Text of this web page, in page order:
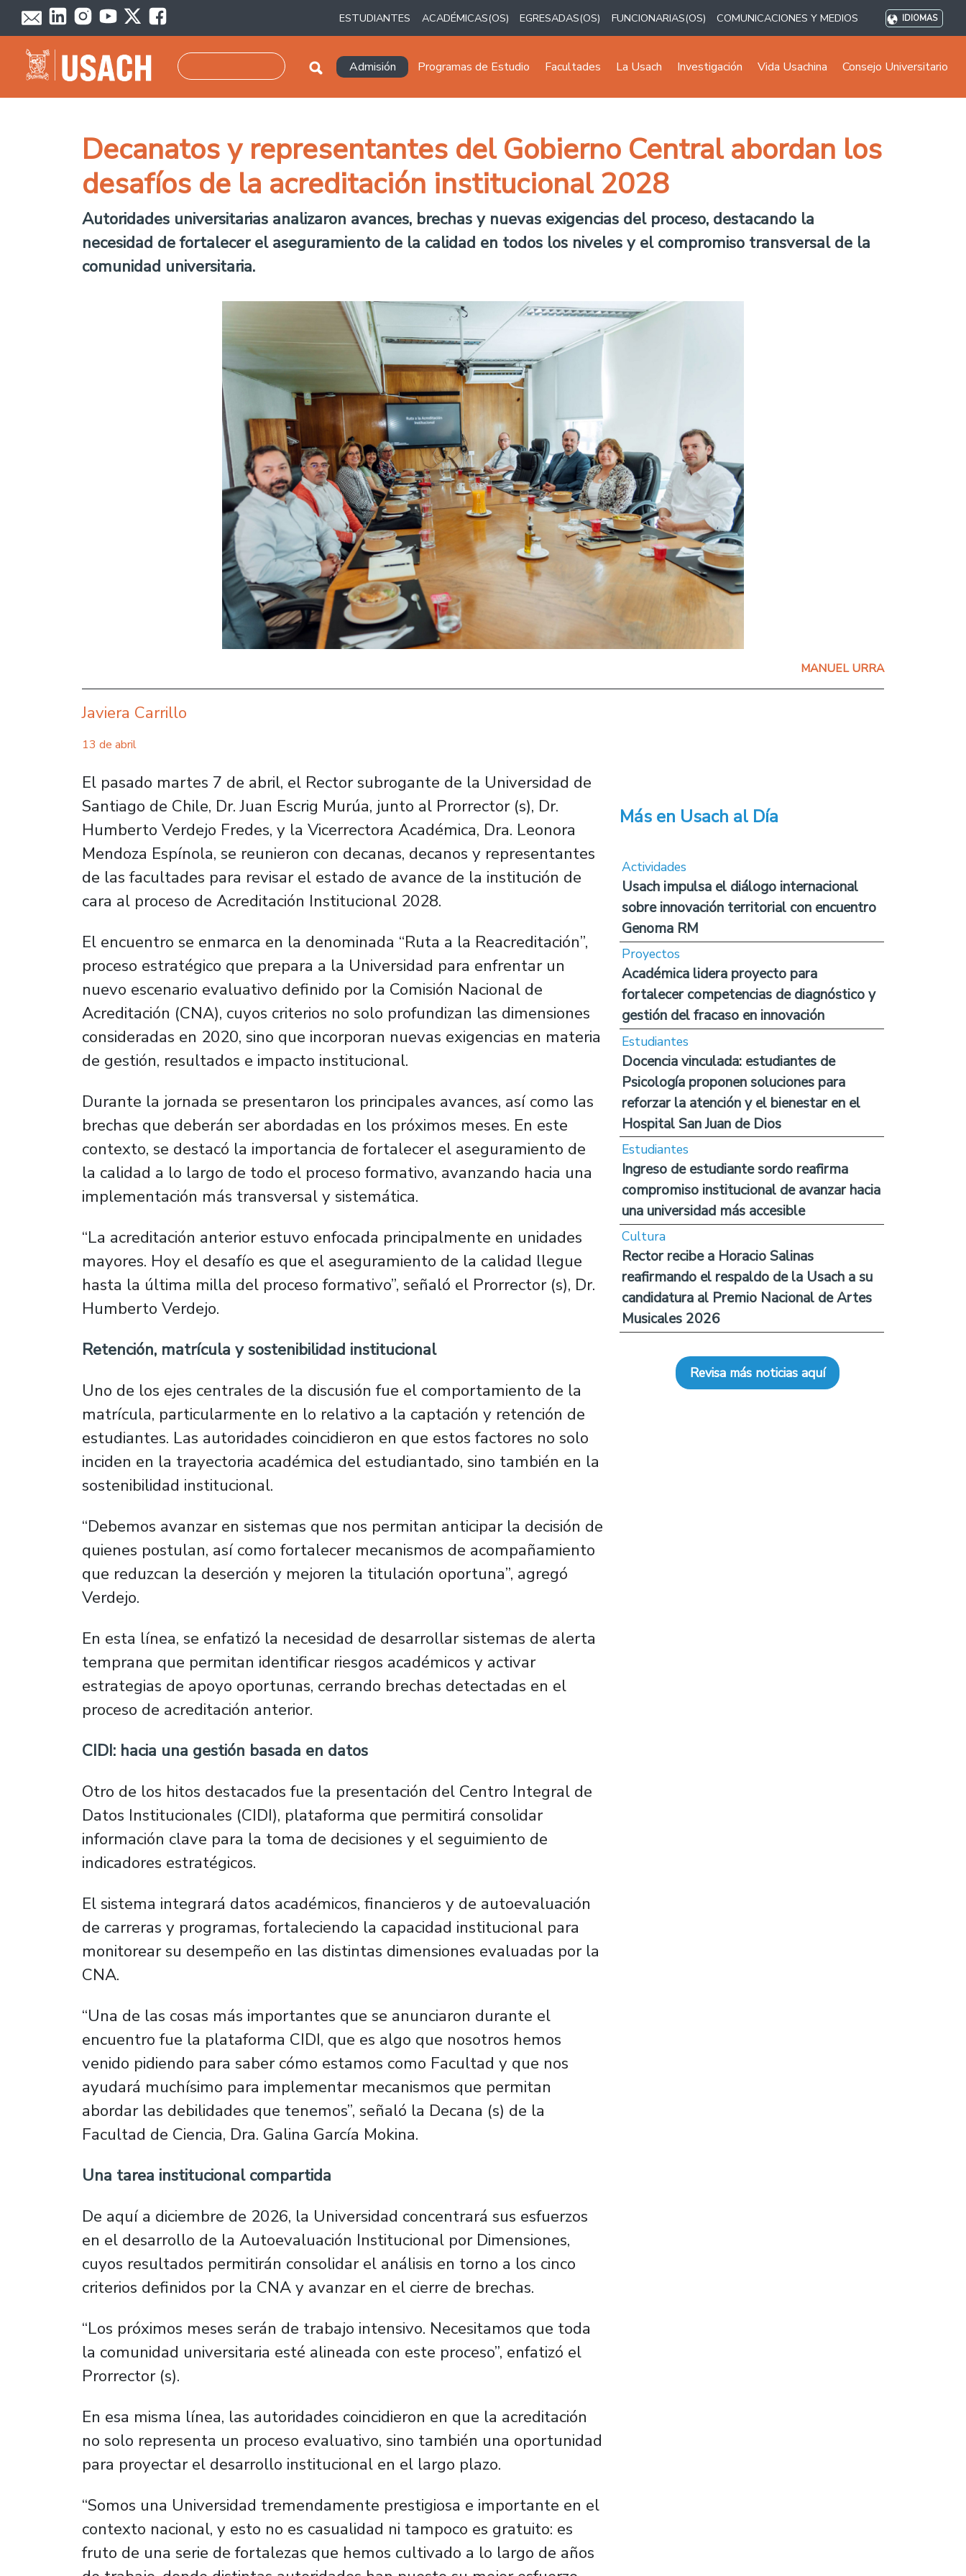
Pasar al contenido principal
ESTUDIANTES ACADÉMICAS(OS) EGRESADAS(OS) FUNCIONARIAS(OS) COMUNICACIONES Y MEDIOS IDIOMAS
Navegación principal
Admisión Programas de Estudio Facultades La Usach Investigación Vida Usachina Consejo Universitario
Decanatos y representantes del Gobierno Central abordan los
desafíos de la acreditación institucional 2028
Autoridades universitarias analizaron avances, brechas y nuevas exigencias del proceso, destacando la
necesidad de fortalecer el aseguramiento de la calidad en todos los niveles y el compromiso transversal de la
comunidad universitaria.
MANUEL URRA
Javiera Carrillo
13 de abril
El pasado martes 7 de abril, el Rector subrogante de la Universidad de
Santiago de Chile, Dr. Juan Escrig Murúa, junto al Prorrector (s), Dr.
Humberto Verdejo Fredes, y la Vicerrectora Académica, Dra. Leonora
Mendoza Espínola, se reunieron con decanas, decanos y representantes
de las facultades para revisar el estado de avance de la institución de
cara al proceso de Acreditación Institucional 2028.
El encuentro se enmarca en la denominada “Ruta a la Reacreditación”,
proceso estratégico que prepara a la Universidad para enfrentar un
nuevo escenario evaluativo definido por la Comisión Nacional de
Acreditación (CNA), cuyos criterios no solo profundizan las dimensiones
consideradas en 2020, sino que incorporan nuevas exigencias en materia
de gestión, resultados e impacto institucional.
Durante la jornada se presentaron los principales avances, así como las
brechas que deberán ser abordadas en los próximos meses. En este
contexto, se destacó la importancia de fortalecer el aseguramiento de
la calidad a lo largo de todo el proceso formativo, avanzando hacia una
implementación más transversal y sistemática.
“La acreditación anterior estuvo enfocada principalmente en unidades
mayores. Hoy el desafío es que el aseguramiento de la calidad llegue
hasta la última milla del proceso formativo”, señaló el Prorrector (s), Dr.
Humberto Verdejo.
Retención, matrícula y sostenibilidad institucional
Uno de los ejes centrales de la discusión fue el comportamiento de la
matrícula, particularmente en lo relativo a la captación y retención de
estudiantes. Las autoridades coincidieron en que estos factores no solo
inciden en la trayectoria académica del estudiantado, sino también en la
sostenibilidad institucional.
“Debemos avanzar en sistemas que nos permitan anticipar la decisión de
quienes postulan, así como fortalecer mecanismos de acompañamiento
que reduzcan la deserción y mejoren la titulación oportuna”, agregó
Verdejo.
En esta línea, se enfatizó la necesidad de desarrollar sistemas de alerta
temprana que permitan identificar riesgos académicos y activar
estrategias de apoyo oportunas, cerrando brechas detectadas en el
proceso de acreditación anterior.
CIDI: hacia una gestión basada en datos
Otro de los hitos destacados fue la presentación del Centro Integral de
Datos Institucionales (CIDI), plataforma que permitirá consolidar
información clave para la toma de decisiones y el seguimiento de
indicadores estratégicos.
El sistema integrará datos académicos, financieros y de autoevaluación
de carreras y programas, fortaleciendo la capacidad institucional para
monitorear su desempeño en las distintas dimensiones evaluadas por la
CNA.
“Una de las cosas más importantes que se anunciaron durante el
encuentro fue la plataforma CIDI, que es algo que nosotros hemos
venido pidiendo para saber cómo estamos como Facultad y que nos
ayudará muchísimo para implementar mecanismos que permitan
abordar las debilidades que tenemos”, señaló la Decana (s) de la
Facultad de Ciencia, Dra. Galina García Mokina.
Una tarea institucional compartida
De aquí a diciembre de 2026, la Universidad concentrará sus esfuerzos
en el desarrollo de la Autoevaluación Institucional por Dimensiones,
cuyos resultados permitirán consolidar el análisis en torno a los cinco
criterios definidos por la CNA y avanzar en el cierre de brechas.
“Los próximos meses serán de trabajo intensivo. Necesitamos que toda
la comunidad universitaria esté alineada con este proceso”, enfatizó el
Prorrector (s).
En esa misma línea, las autoridades coincidieron en que la acreditación
no solo representa un proceso evaluativo, sino también una oportunidad
para proyectar el desarrollo institucional en el largo plazo.
“Somos una Universidad tremendamente prestigiosa e importante en el
contexto nacional, y esto no es casualidad ni tampoco es gratuito: es
fruto de una serie de fortalezas que hemos cultivado a lo largo de años
Más en Usach al Día
Actividades
Usach impulsa el diálogo internacional
sobre innovación territorial con encuentro
Genoma RM
Proyectos
Académica lidera proyecto para
fortalecer competencias de diagnóstico y
gestión del fracaso en innovación
Estudiantes
Docencia vinculada: estudiantes de
Psicología proponen soluciones para
reforzar la atención y el bienestar en el
Hospital San Juan de Dios
Estudiantes
Ingreso de estudiante sordo reafirma
compromiso institucional de avanzar hacia
una universidad más accesible
Cultura
Rector recibe a Horacio Salinas
reafirmando el respaldo de la Usach a su
candidatura al Premio Nacional de Artes
Musicales 2026
Revisa más noticias aquí